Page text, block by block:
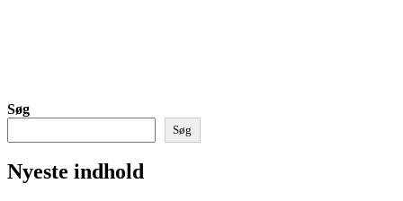
Søg
Søg
Nyeste indhold